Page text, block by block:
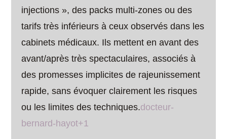
injections », des packs multi-zones ou des
tarifs très inférieurs à ceux observés dans les
cabinets médicaux. Ils mettent en avant des
avant/après très spectaculaires, associés à
des promesses implicites de rajeunissement
rapide, sans évoquer clairement les risques
ou les limites des techniques.docteur-
bernard-hayot+1